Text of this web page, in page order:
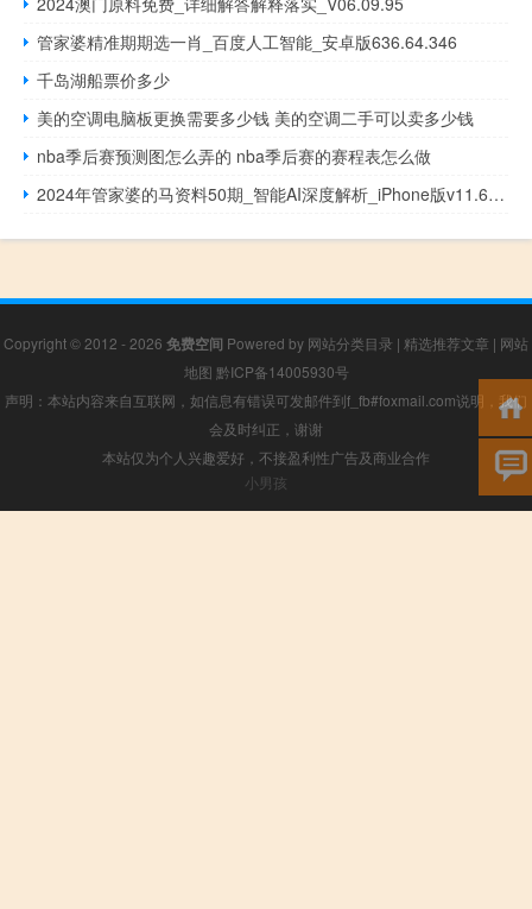
管家婆精准期期选一肖_百度人工智能_安卓版636.64.346
千岛湖船票价多少
美的空调电脑板更换需要多少钱 美的空调二手可以卖多少钱
nba季后赛预测图怎么弄的 nba季后赛的赛程表怎么做
2024年管家婆的马资料50期_智能AI深度解析_iPhone版v11.64.803
Copyright © 2012 - 2026 免费空间 Powered by 网站分类目录 | 精选推荐文章 | 网站
地图 黔ICP备14005930号
声明：本站内容来自互联网，如信息有错误可发邮件到f_fb#foxmail.com说明，我们
会及时纠正，谢谢
本站仅为个人兴趣爱好，不接盈利性广告及商业合作
小男孩